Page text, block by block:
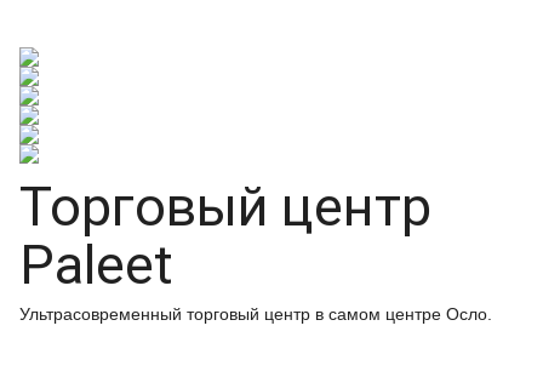
Торговый центр
Paleet
Ультрасовременный торговый центр в самом центре Осло.